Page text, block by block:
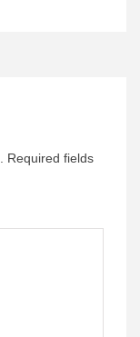
Required fields